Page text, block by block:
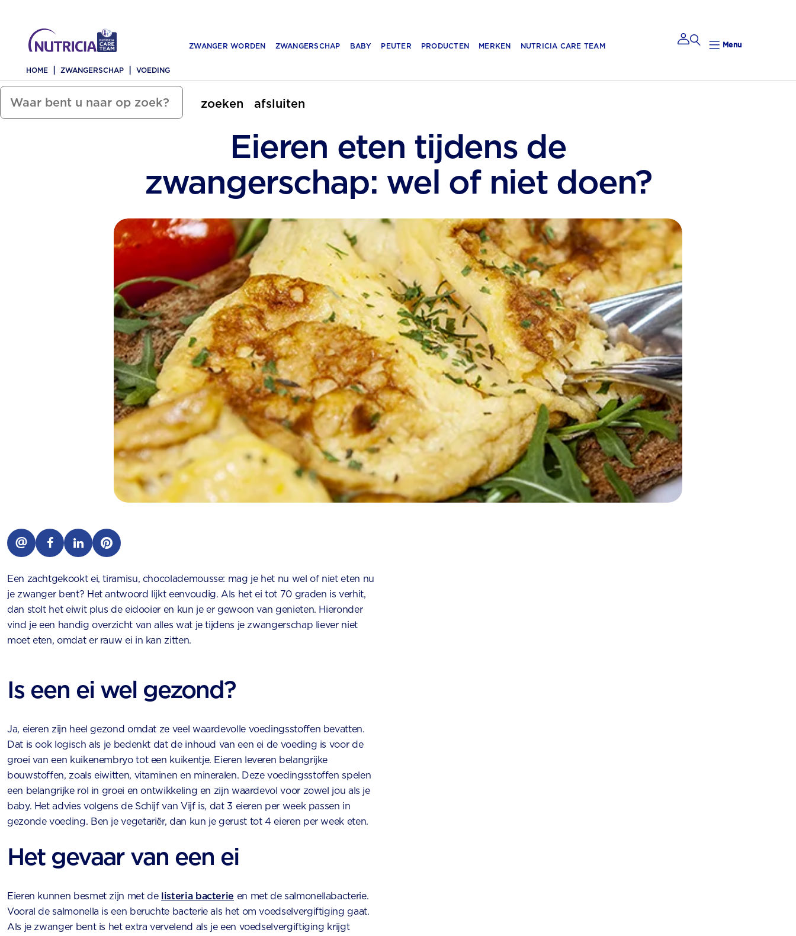
ZWANGER WORDEN ZWANGERSCHAP BABY PEUTER PRODUCTEN MERKEN NUTRICIA CARE TEAM
gegevens
Mijn privacy
UITLOGGEN
Menu
zoeken afsluiten
Eieren eten tijdens de
zwangerschap: wel of niet doen?
HOME ZWANGERSCHAP VOEDING
Een zachtgekookt ei, tiramisu, chocolademousse: mag je het nu wel of niet eten nu
je zwanger bent? Het antwoord lijkt eenvoudig. Als het ei tot 70 graden is verhit,
dan stolt het eiwit plus de eidooier en kun je er gewoon van genieten. Hieronder
vind je een handig overzicht van alles wat je tijdens je zwangerschap liever niet
moet eten, omdat er rauw ei in kan zitten.
Is een ei wel gezond?
Ja, eieren zijn heel gezond omdat ze veel waardevolle voedingsstoffen bevatten.
Dat is ook logisch als je bedenkt dat de inhoud van een ei de voeding is voor de
groei van een kuikenembryo tot een kuikentje. Eieren leveren belangrijke
bouwstoffen, zoals eiwitten, vitaminen en mineralen. Deze voedingsstoffen spelen
een belangrijke rol in groei en ontwikkeling en zijn waardevol voor zowel jou als je
baby. Het advies volgens de Schijf van Vijf is, dat 3 eieren per week passen in
gezonde voeding. Ben je vegetariër, dan kun je gerust tot 4 eieren per week eten.
Het gevaar van een ei
Eieren kunnen besmet zijn met de listeria bacterie en met de salmonellabacterie.
Vooral de salmonella is een beruchte bacterie als het om voedselvergiftiging gaat.
Als je zwanger bent is het extra vervelend als je een voedselvergiftiging krijgt